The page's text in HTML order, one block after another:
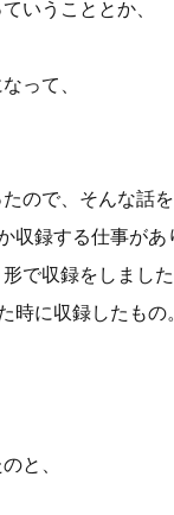
いうこととか、
って、
ので、そんな話を
録する仕事があ
で収録をしました
に収録したもの。
と、